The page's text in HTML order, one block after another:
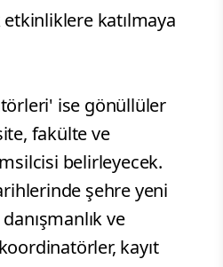
katılmaya
ise gönüllüler
fakülte ve
belirleyecek.
şehre yeni
ve
kayıt